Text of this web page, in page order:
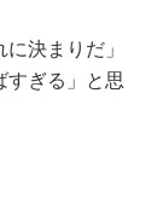
決まりだ」
すぎる」と思